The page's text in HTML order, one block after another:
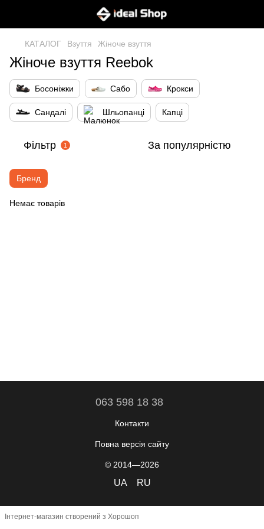
КАТАЛОГ Взуття Жіноче взуття
Жіноче взуття Reebok
Босоніжки Сабо Крокси
Сандалі Шльопанці Капці
Фільтр 1 За популярністю
Бренд
Немає товарів
063 598 18 38
Контакти
Повна версія сайту
© 2014—2026
UA RU
Інтернет-магазин створений з Хорошоп